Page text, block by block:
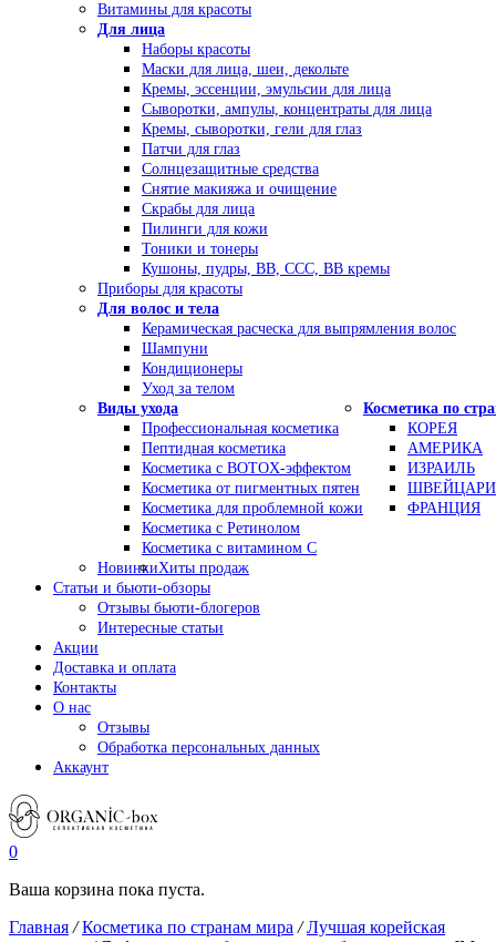
Витамины для красоты
Для лица
Наборы красоты
Маски для лица, шеи, декольте
Кремы, эссенции, эмульсии для лица
Сыворотки, ампулы, концентраты для лица
Кремы, сыворотки, гели для глаз
Патчи для глаз
Солнцезащитные средства
Снятие макияжа и очищение
Скрабы для лица
Пилинги для кожи
Тоники и тонеры
Кушоны, пудры, ВВ, ССС, ВВ кремы
Приборы для красоты
Для волос и тела
Керамическая расческа для выпрямления волос
Шампуни
Кондиционеры
Уход за телом
Виды ухода
Профессиональная косметика
Пептидная косметика
Косметика с BOTOX-эффектом
Косметика от пигментных пятен
Косметика для проблемной кожи
Косметика с Ретинолом
Косметика с витамином С
Косметика по
КОРЕЯ
АМЕРИКА
ИЗРАИЛЬ
ФРАНЦИЯ
НовинкиХиты продаж
Статьи и бьюти-обзоры
Отзывы бьюти-блогеров
Интересные статьи
Акции
Доставка и оплата
Контакты
О нас
Отзывы
Обработка персональных данных
Аккаунт
0
Ваша корзина пока пуста.
Главная /Косметика по странам мира /Лучшая корейская